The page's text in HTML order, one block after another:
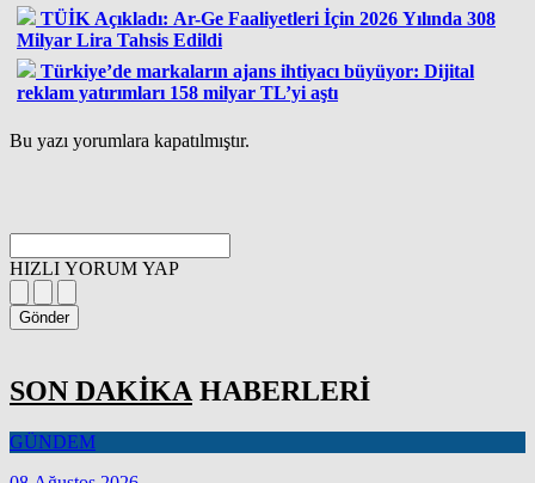
TÜİK Açıkladı: Ar-Ge Faaliyetleri İçin 2026 Yılında 308
Milyar Lira Tahsis Edildi
Türkiye’de markaların ajans ihtiyacı büyüyor: Dijital
reklam yatırımları 158 milyar TL’yi aştı
Bu yazı yorumlara kapatılmıştır.
HIZLI YORUM YAP
Gönder
SON DAKİKA HABERLERİ
GÜNDEM